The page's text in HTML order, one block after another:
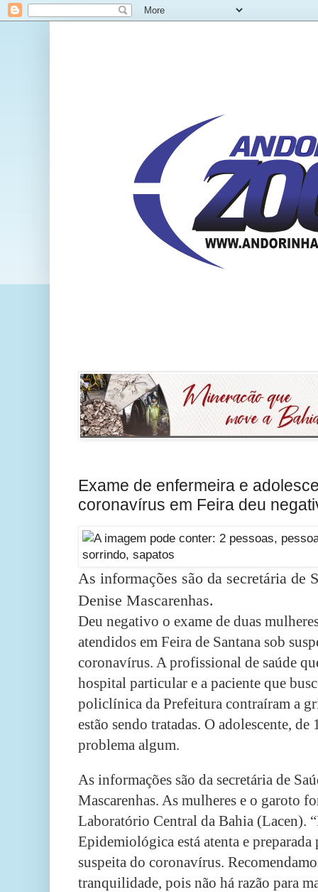
Exame de enfermeira e
coronavírus em Feira deu
As informações são da secretária de
Denise Mascarenhas.
Deu negativo o exame de duas
atendidos em Feira de Santana sob
coronavírus. A profissional de saúde
hospital particular e a paciente que
policlínica da Prefeitura contraíram a
estão sendo tratadas. O adolescente,
problema algum.
As informações são da secretária de
Mascarenhas. As mulheres e o garoto
Laboratório Central da Bahia (Lacen).
Epidemiológica está atenta e preparada
suspeita do coronavírus.
tranquilidade, pois não há razão para